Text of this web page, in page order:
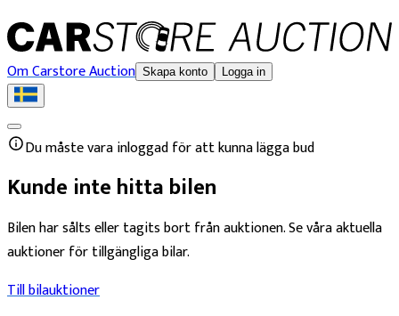
Om Carstore Auction Skapa konto Logga in
Du måste vara inloggad för att kunna lägga bud
Kunde inte hitta bilen
Bilen har sålts eller tagits bort från auktionen. Se våra aktuella
auktioner för tillgängliga bilar.
Till bilauktioner